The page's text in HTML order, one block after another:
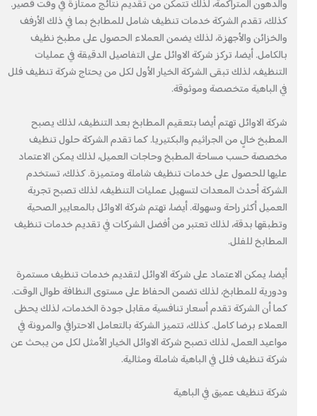
والدهون المتراكمة، لذلك تتمكن من تقديم نتائج ممتازة في وقت قصير.
كذلك، تقدم الشركة خدمات تنظيف شامل للمطابخ بما في ذلك الأرفف
والخزائن والأجهزة، لذلك يضمن العملاء الحصول على مطبخ نظيف
بالكامل. أيضا، تركز شركة الاوائل على التفاصيل الدقيقة في عمليات
التنظيف، لذلك تبقى الشركة الخيار الأول لكل من يحتاج شركة تنظيف فلل
في الباهية متخصصة وموثوقة.
شركة الاوائل تهتم أيضا بتعقيم المطابخ بعد التنظيف، لذلك يصبح
المطبخ خالٍ من الجراثيم والبكتيريا. كما تقدم الشركة حلول تنظيف
مخصصة حسب مساحة المطبخ وحاجات العميل، لذلك يمكن الاعتماد
عليها للحصول على خدمات تنظيف شاملة ومتميزة. كذلك، تستخدم
الشركة أحدث المعدات لتسهيل عمليات التنظيف، لذلك تصبح تجربة
العميل أكثر راحة وسهولة. أيضا، تهتم شركة الاوائل بالمعايير الصحية
وتطبقها بدقة، لذلك تعتبر من أفضل الشركات في تقديم خدمات تنظيف
المطابخ للفلل.
أيضا، يمكن الاعتماد على شركة الاوائل لتقديم خدمات تنظيف مستمرة
ودورية للمطابخ، لذلك تضمن الحفاظ على مستوى النظافة طوال الوقت.
كما أن الشركة تقدم أسعار تنافسية مقابل جودة الخدمات، لذلك يحظى
العملاء برضا كامل. كذلك، تتميز الشركة بالتعامل الاحترافي والمرونة في
مواعيد العمل، لذلك تصبح شركة الاوائل الخيار الأمثل لكل من يبحث عن
شركة تنظيف فلل في الباهية شاملة ومثالية.
شركة تنظيف عميق في الباهية